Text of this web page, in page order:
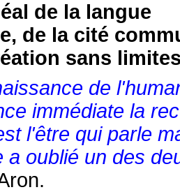
de la langue
de la cité
sans
de
immédiate la
l'être qui parle
a oublié un des